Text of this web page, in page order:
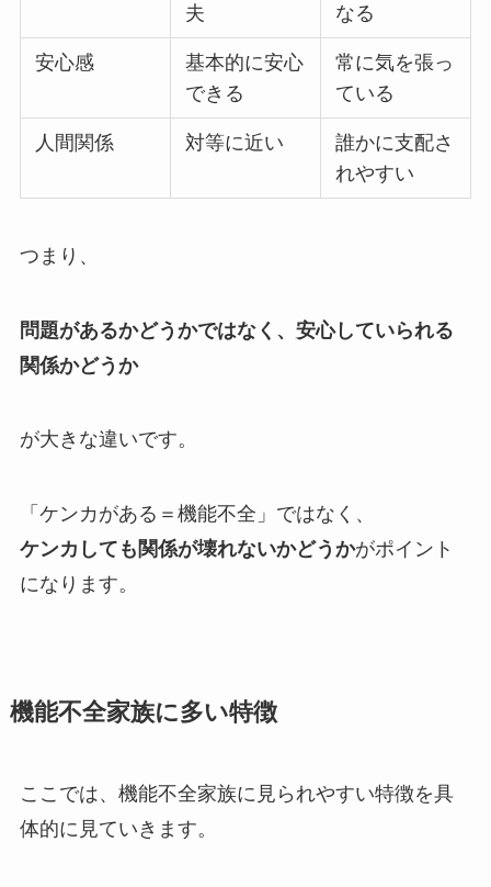
夫
なる
安心感
基本的に安心
できる
常に気を張っ
ている
人間関係 対等に近い
誰かに支配さ
れやすい
つまり、
問題があるかどうかではなく、安心していられる
関係かどうか
が大きな違いです。
「ケンカがある＝機能不全」ではなく、
ケンカしても関係が壊れないかどうかがポイント
になります。
機能不全家族に多い特徴
ここでは、機能不全家族に見られやすい特徴を具
体的に見ていきます。